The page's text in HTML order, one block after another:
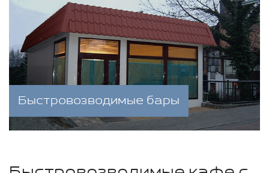
Быстровозводимые бары